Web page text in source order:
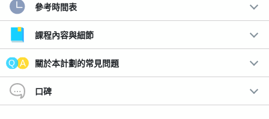
SUP & 浮潜 & 洞穴探险 & 划独木舟
本計畫包括宮古島 (Miyako Island) 壯觀海灘的 SUP 體驗和海龜浮
潛，以及熱門旅遊景點南瓜洞 (Pumpkin Cave) 和獨木舟。
您可以在一天之內享受宮古島的大海，只要預約並制定一天的計劃
參考時間表
課程內容與細節
關於本計劃的常見問題
口碑